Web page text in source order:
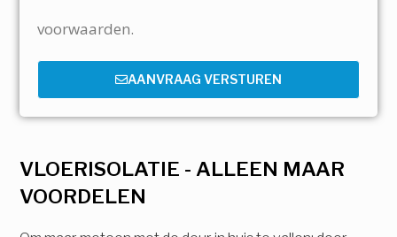
VLOERISOLATIE - ALLEEN MAAR
VOORDELEN
voorwaarden.
AANVRAAG VERSTUREN